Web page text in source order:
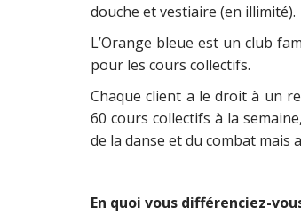
douche et vestiaire (en illimité).
L’Orange bleue est un club
pour les cours collectifs.
Chaque client a le droit à un
60 cours collectifs à la
de la danse et du combat mais
En quoi vous différenciez-